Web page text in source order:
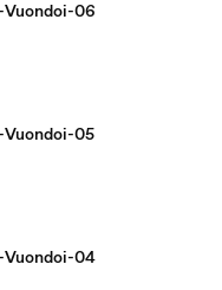
06
05
04